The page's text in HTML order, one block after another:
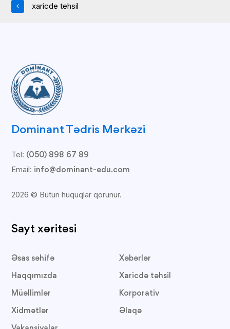
xaricde tehsil
Dominant Tədris Mərkəzi
Tel: (050) 898 67 89
Email: info@dominant-edu.com
2026 © Bütün hüquqlar qorunur.
Sayt xəritəsi
Əsas səhifə
Haqqımızda
Müəllimlər
Xidmətlər
Xəbərlər
Xaricdə təhsil
Korporativ
Əlaqə